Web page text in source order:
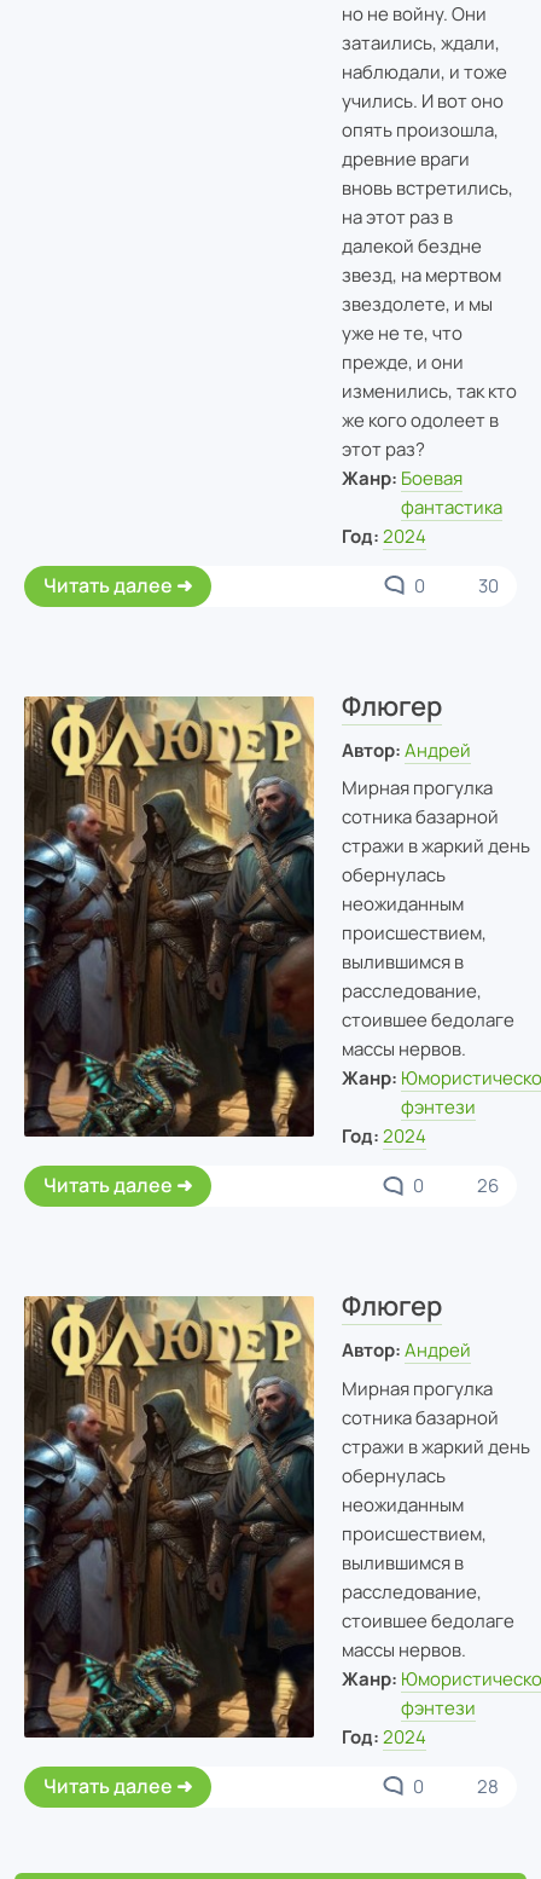
но не войну. Они
затаились, ждали,
наблюдали, и тоже
учились. И вот оно
опять произошла,
древние враги
вновь встретились,
на этот раз в
далекой бездне
звезд, на мертвом
звездолете, и мы
уже не те, что
прежде, и они
изменились, так кто
же кого одолеет в
этот раз?
Жанр: Боевая
фантастика
Год: 2024
Читать далее 0 30
Флюгер
Автор: Андрей
Мирная прогулка
сотника базарной
стражи в жаркий день
обернулась
неожиданным
происшествием,
вылившимся в
расследование,
стоившее бедолаге
массы нервов.
Жанр:
фэнтези
Год: 2024
Читать далее 0 26
Флюгер
Автор: Андрей
Мирная прогулка
сотника базарной
стражи в жаркий день
обернулась
неожиданным
происшествием,
вылившимся в
расследование,
стоившее бедолаге
массы нервов.
Жанр:
фэнтези
Год: 2024
Читать далее 0 28